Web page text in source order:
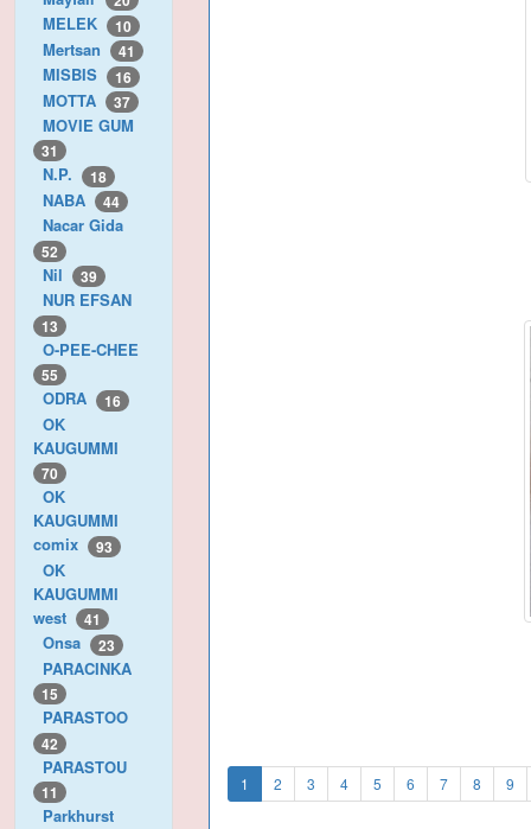
MELEK 10
Mertsan 41
MISBIS 16
MOTTA 37
MOVIE GUM
31
N.P. 18
NABA 44
Nacar Gida
52
Nil 39
NUR EFSAN
13
O-PEE-CHEE
55
ODRA 16
OK
KAUGUMMI
70
OK
KAUGUMMI
comix
93
OK
KAUGUMMI
west
41
Onsa 23
PARACINKA
15
PARASTOO
42
PARASTOU
11
Parkhurst
1 2 3 4 5 6 7 8 9